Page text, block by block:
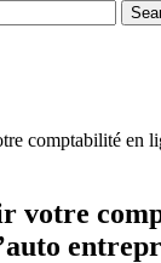
comptabilité en
votre